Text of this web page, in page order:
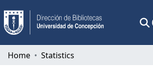
Communities & Collections
Home Statistics